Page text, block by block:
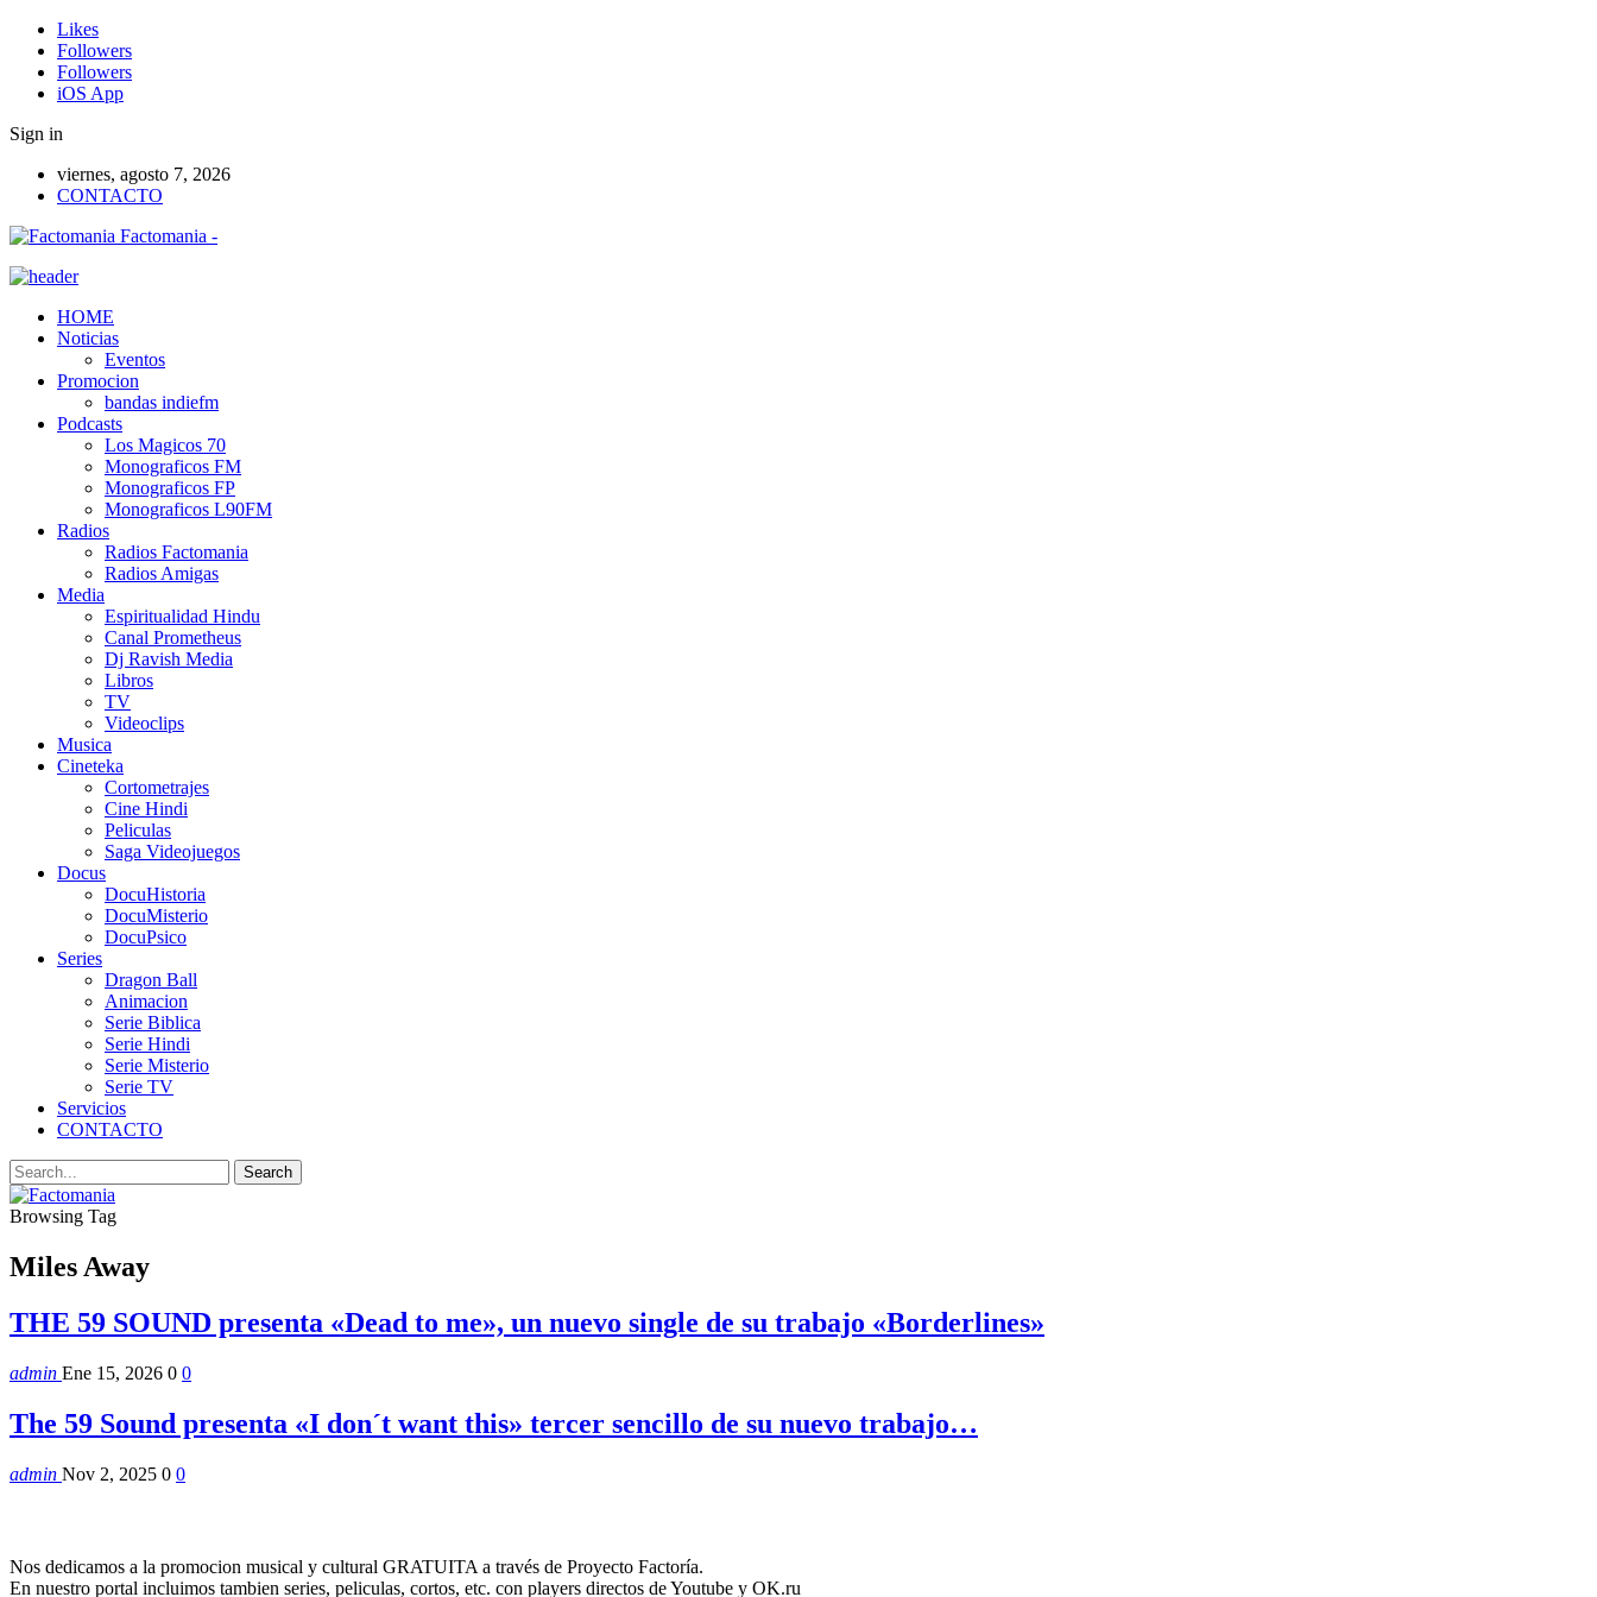
Likes
Followers
Followers
iOS App
Sign in
viernes, agosto 7, 2026
CONTACTO
Factomania -
HOME
Noticias
Eventos
Promocion
bandas indiefm
Podcasts
Los Magicos 70
Monograficos FM
Monograficos FP
Monograficos L90FM
Radios
Radios Factomania
Radios Amigas
Media
Espiritualidad Hindu
Canal Prometheus
Dj Ravish Media
Libros
TV
Videoclips
Musica
Cineteka
Cortometrajes
Cine Hindi
Peliculas
Saga Videojuegos
Docus
DocuHistoria
DocuMisterio
DocuPsico
Series
Dragon Ball
Animacion
Serie Biblica
Serie Hindi
Serie Misterio
Serie TV
Servicios
CONTACTO
Browsing Tag
Miles Away
THE 59 SOUND presenta «Dead to me», un nuevo single de su trabajo «Borderlines»
admin Ene 15, 2026 0 0
The 59 Sound presenta «I don´t want this» tercer sencillo de su nuevo trabajo…
admin Nov 2, 2025 0 0
Nos dedicamos a la promocion musical y cultural GRATUITA a través de Proyecto Factoría.
En nuestro portal incluimos tambien series, peliculas, cortos, etc. con players directos de Youtube y OK.ru